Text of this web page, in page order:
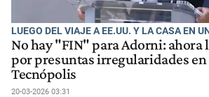
LUEGO DEL VIAJE A EE.UU. Y LA CASA EN
No hay "FIN" para Adorni: ahora
por presuntas irregularidades en
Tecnópolis
20-03-2026 03:31